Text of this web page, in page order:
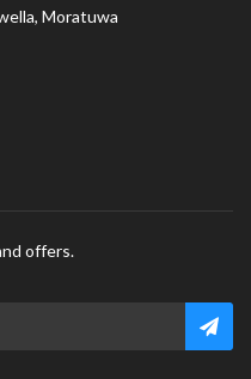
Moratuwa
offers.